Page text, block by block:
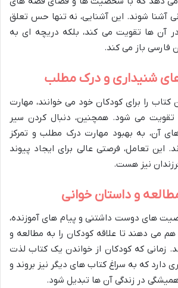
آشنا شوند. این آشنایی، نه تنها حس تعلق
آن ها تقویت می کند، بلکه دریچه ای به
فارسی باز می کند.
شنیداری و درک مطلب
کتاب را برای کودکان خود می خوانند، مهارت
می شود. همچنین، دنبال کردن سیر
آن، به بهبود مهارت درک مطلب و تمرکز
این تعامل، فرصتی عالی برای ایجاد پیوند
نیز هست.
و داستان خوانی
های دوست داشتنی و پیام های آموزنده،
دهند تا علاقه کودکان را به مطالعه و
زمانی که کودکان از خواندن یک کتاب لذت
دارد که به سراغ کتاب های دیگر نیز بروند و
در زندگی آن ها تبدیل شود.